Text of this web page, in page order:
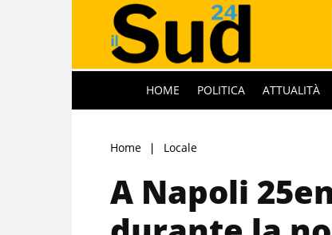
HOME POLITICA ATTUALITÀ
Home Locale
A Napoli